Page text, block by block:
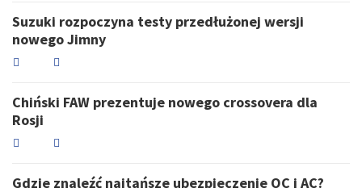
Suzuki rozpoczyna testy przedłużonej wersji
nowego Jimny
Chiński FAW prezentuje nowego crossovera dla
Rosji
Gdzie znaleźć najtańsze ubezpieczenie OC i AC?